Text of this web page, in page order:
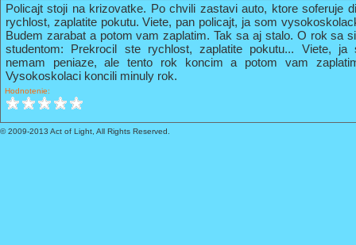
Policajt stoji na krizovatke. Po chvili zastavi auto, ktore soferuje
rychlost, zaplatite pokutu. Viete, pan policajt, ja som
Budem zarabat a potom vam zaplatim. Tak sa aj stalo. O rok sa
studentom: Prekrocil ste rychlost, zaplatite pokutu... Viete,
nemam peniaze, ale tento rok koncim a potom vam
Vysokoskolaci koncili minuly rok.
Hodnotenie:
© 2009-2013 Act of Light, All Rights Reserved.